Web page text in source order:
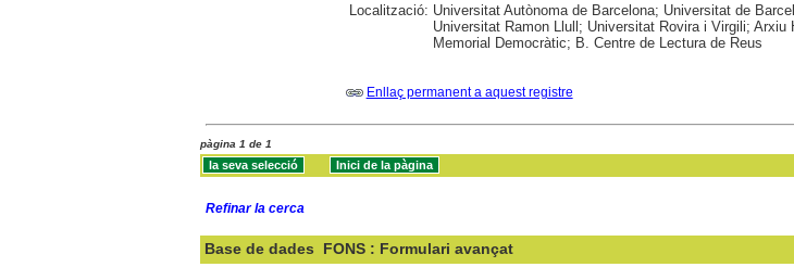
Localització: Universitat Autònoma de Barcelona; Universitat de
Universitat Ramon Llull; Universitat Rovira i Virgili; Arxiu
Memorial Democràtic; B. Centre de Lectura de Reus
Enllaç permanent a aquest registre
pàgina 1 de 1
Refinar la cerca
Base de dades FONS : Formulari avançat